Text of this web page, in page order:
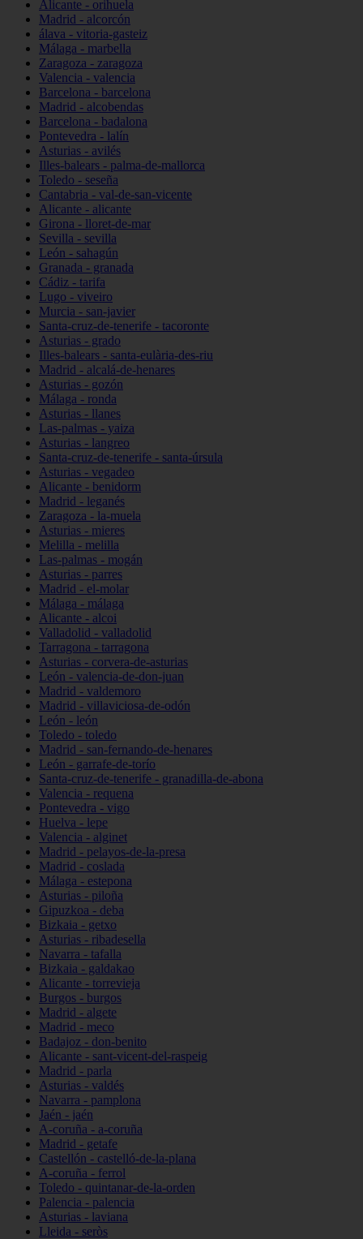
Alicante - orihuela
Madrid - alcorcón
álava - vitoria-gasteiz
Málaga - marbella
Zaragoza - zaragoza
Valencia - valencia
Barcelona - barcelona
Madrid - alcobendas
Barcelona - badalona
Pontevedra - lalín
Asturias - avilés
Illes-balears - palma-de-mallorca
Toledo - seseña
Cantabria - val-de-san-vicente
Alicante - alicante
Girona - lloret-de-mar
Sevilla - sevilla
León - sahagún
Granada - granada
Cádiz - tarifa
Lugo - viveiro
Murcia - san-javier
Santa-cruz-de-tenerife - tacoronte
Asturias - grado
Illes-balears - santa-eulària-des-riu
Madrid - alcalá-de-henares
Asturias - gozón
Málaga - ronda
Asturias - llanes
Las-palmas - yaiza
Asturias - langreo
Santa-cruz-de-tenerife - santa-úrsula
Asturias - vegadeo
Alicante - benidorm
Madrid - leganés
Zaragoza - la-muela
Asturias - mieres
Melilla - melilla
Las-palmas - mogán
Asturias - parres
Madrid - el-molar
Málaga - málaga
Alicante - alcoi
Valladolid - valladolid
Tarragona - tarragona
Asturias - corvera-de-asturias
León - valencia-de-don-juan
Madrid - valdemoro
Madrid - villaviciosa-de-odón
León - león
Toledo - toledo
Madrid - san-fernando-de-henares
León - garrafe-de-torío
Santa-cruz-de-tenerife - granadilla-de-abona
Valencia - requena
Pontevedra - vigo
Huelva - lepe
Valencia - alginet
Madrid - pelayos-de-la-presa
Madrid - coslada
Málaga - estepona
Asturias - piloña
Gipuzkoa - deba
Bizkaia - getxo
Asturias - ribadesella
Navarra - tafalla
Bizkaia - galdakao
Alicante - torrevieja
Burgos - burgos
Madrid - algete
Madrid - meco
Badajoz - don-benito
Alicante - sant-vicent-del-raspeig
Madrid - parla
Asturias - valdés
Navarra - pamplona
Jaén - jaén
A-coruña - a-coruña
Madrid - getafe
Castellón - castelló-de-la-plana
A-coruña - ferrol
Toledo - quintanar-de-la-orden
Palencia - palencia
Asturias - laviana
Lleida - seròs